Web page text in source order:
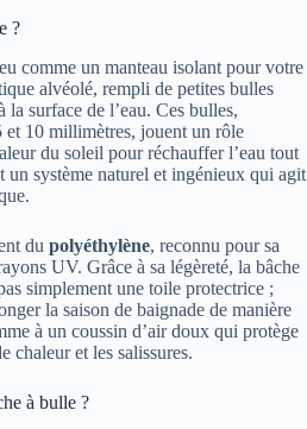
?
comme un manteau isolant pour votre
alvéolé, rempli de petites bulles
la surface de l’eau. Ces bulles,
et 10 millimètres, jouent un rôle
du soleil pour réchauffer l’eau tout
un système naturel et ingénieux qui agit
du polyéthylène, reconnu pour sa
UV. Grâce à sa légèreté, la bâche
simplement une toile protectrice ;
la saison de baignade de manière
à un coussin d’air doux qui protège
chaleur et les salissures.
à bulle ?